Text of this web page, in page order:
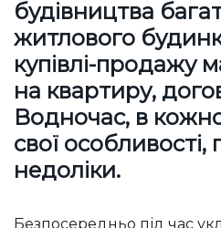
будівництва
житлового
купівлі-продажу
на квартиру,
Водночас, в
свої особливості,
недоліки.
Безпосередньо під час